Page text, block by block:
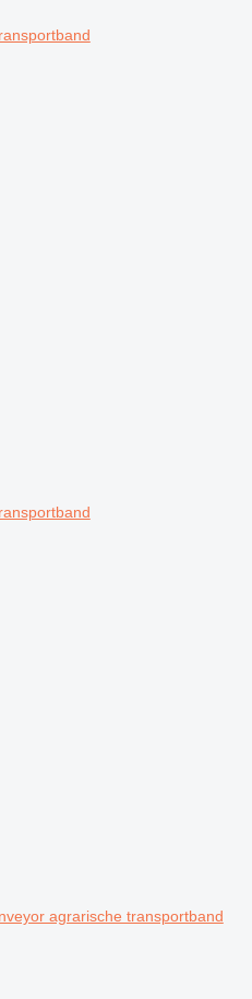
agrarische transportband